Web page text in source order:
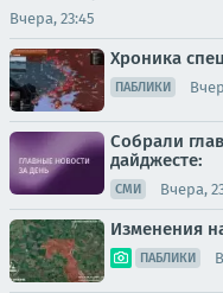
Вчера, 23:45
Хроника
ПАБЛИКИ
Собрали
дайджесте:
СМИ Вчера,
Изменения
ПАБЛИКИ